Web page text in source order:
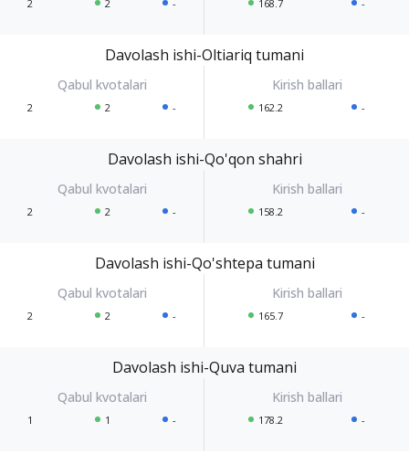
2 2 - 168.7 -
Davolash ishi-Oltiariq tumani
2 2 - 162.2 -
Davolash ishi-Qo'qon shahri
2 2 - 158.2 -
Davolash ishi-Qo'shtepa tumani
2 2 - 165.7 -
Davolash ishi-Quva tumani
1 1 - 178.2 -